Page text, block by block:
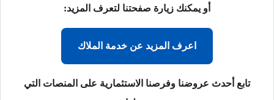
أو يمكنك زيارة صفحتنا لتعرف المزيد:
اعرف المزيد عن خدمة الملاك
تابع أحدث عروضنا وفرصنا الاستثمارية على المنصات التي